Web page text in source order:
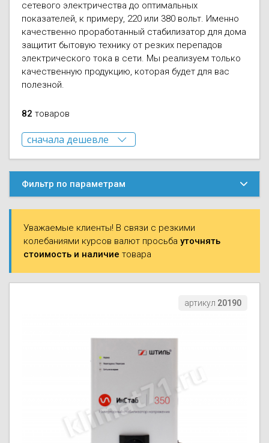
сетевого электричества до оптимальных
показателей, к примеру, 220 или 380 вольт. Именно
качественно проработанный стабилизатор для дома
защитит бытовую технику от резких перепадов
электрического тока в сети. Мы реализуем только
качественную продукцию, которая будет для вас
полезной.
сначала дешевле
сначала дешевле
сначала дороже
по названию ↓
по названию ↑
82 товаров
Фильтр по параметрам
Уважаемые клиенты! В связи с резкими
колебаниями курсов валют просьба уточнять
стоимость и наличие товара
артикул 20190
Моноблоки
VRF
Вентиляторы
Очистители и
Осушители
Wi-Fi модуля
Водяные
(калориферы)
Печи банные
отработанном
Газонокосилки
Дровоколы